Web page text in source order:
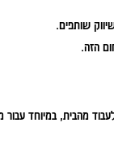
שותפים.
הזה.
מהבית, במיוחד עבור